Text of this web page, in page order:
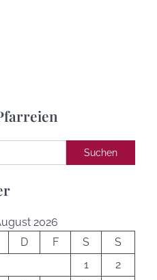
Suchen
2026
D F S
S
1
2